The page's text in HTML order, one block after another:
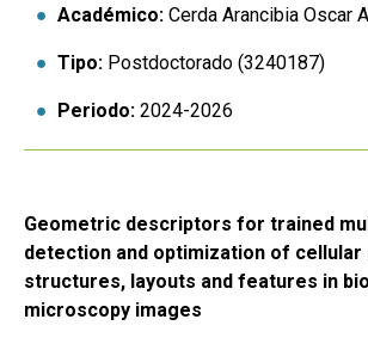
Académico: Cerda Arancibia Oscar
Tipo: Postdoctorado (3240187)
Periodo: 2024-2026
Geometric descriptors for trained
detection and optimization of cellular
structures, layouts and features in
microscopy images